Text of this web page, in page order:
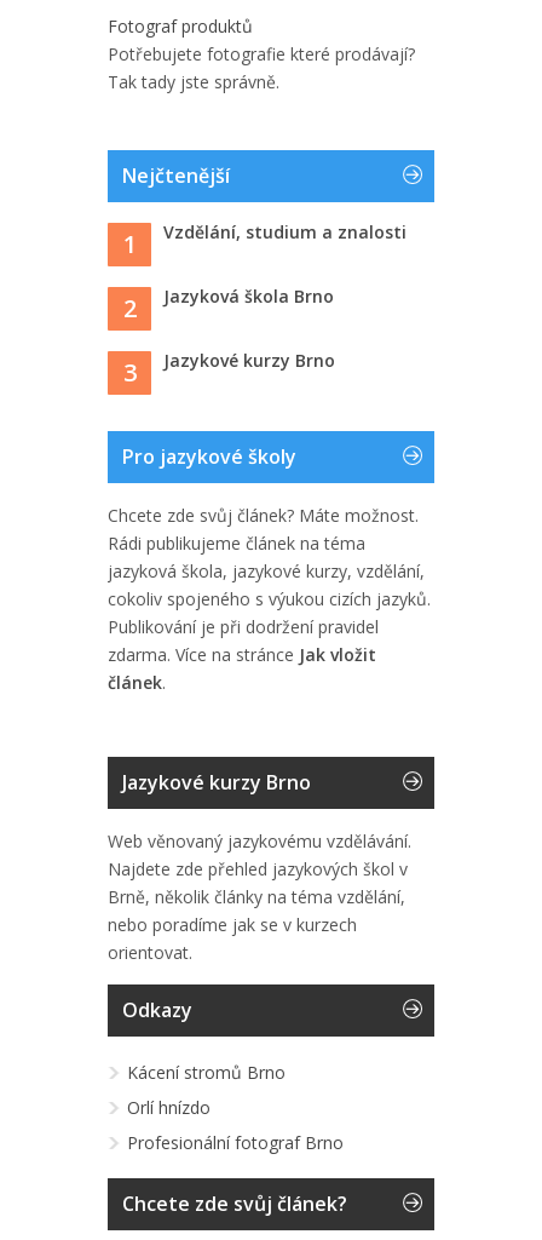
Fotograf produktů
Potřebujete fotografie které prodávají?
Tak tady jste správně.
Nejčtenější
1 Vzdělání, studium a znalosti
2 Jazyková škola Brno
3 Jazykové kurzy Brno
Pro jazykové školy
Chcete zde svůj článek? Máte možnost.
Rádi publikujeme článek na téma
jazyková škola, jazykové kurzy, vzdělání,
cokoliv spojeného s výukou cizích jazyků.
Publikování je při dodržení pravidel
zdarma. Více na stránce Jak vložit
článek.
Jazykové kurzy Brno
Web věnovaný jazykovému vzdělávání.
Najdete zde přehled jazykových škol v
Brně, několik články na téma vzdělání,
nebo poradíme jak se v kurzech
orientovat.
Odkazy
Kácení stromů Brno
Orlí hnízdo
Profesionální fotograf Brno
Chcete zde svůj článek?